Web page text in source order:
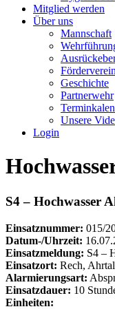
Mitglied werden
Über uns
Mannschaft
Geschichte
Partnerwehr
Unsere
Login
S4 – Hochwasser
Einsatznummer: 015/
Datum-/Uhrzeit:
Einsatzmeldung: S4 –
Einsatzort: Rech, Ahrtal
Alarmierungsart:
Einsatzdauer: 10
Einheiten: